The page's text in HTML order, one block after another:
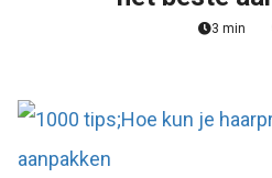
3 min